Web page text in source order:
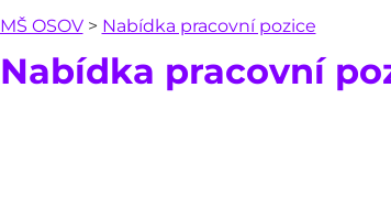
MŠ OSOV> Nabídka pracovní pozice
Nabídka pracovní